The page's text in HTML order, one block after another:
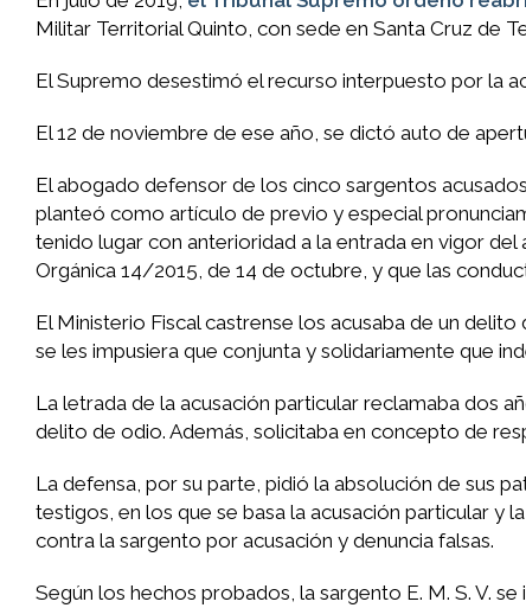
Militar Territorial Quinto, con sede en Santa Cruz de
El Supremo desestimó el recurso interpuesto por la
El 12 de noviembre de ese año, se dictó auto de
El abogado defensor de los cinco sargentos
planteó como artículo de previo y especial
tenido lugar con anterioridad a la entrada en vigor
Orgánica 14/2015, de 14 de octubre, y que las
El Ministerio Fiscal castrense los acusaba de un
se les impusiera que conjunta y solidariamente que
La letrada de la acusación particular reclamaba dos
delito de odio. Además, solicitaba en concepto de
La defensa, por su parte, pidió la absolución de sus
testigos, en los que se basa la acusación particular y
contra la sargento por acusación y denuncia falsas.
Según los hechos probados, la sargento E. M. S. V.